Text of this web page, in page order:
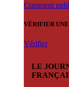
Comment
VÉRIFIER
Vérifier
LE